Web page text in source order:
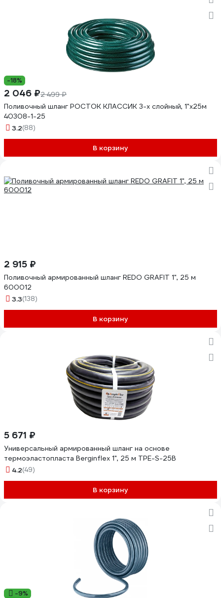
-18%
2 046 ₽2 499 ₽
Поливочный шланг РОСТОК КЛАССИК 3-х слойный, 1"х25м
40308-1-25
3.2(88)
В корзину
2 915 ₽
Поливочный армированный шланг REDO GRAFIT 1", 25 м
600012
3.3(138)
В корзину
5 671 ₽
Универсальный армированный шланг на основе
термоэластопласта Berginflex 1", 25 м TPE-S-25B
4.2(49)
В корзину
-9%